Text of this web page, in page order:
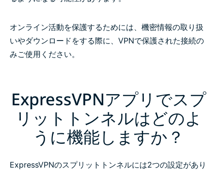
オンライン活動を保護するためには、機密情報の取り扱
いやダウンロードをする際に、VPNで保護された接続の
みご使用ください。
ExpressVPNアプリでスプ
リットトンネルはどのよ
うに機能しますか？
ExpressVPNのスプリットトンネルには2つの設定があり